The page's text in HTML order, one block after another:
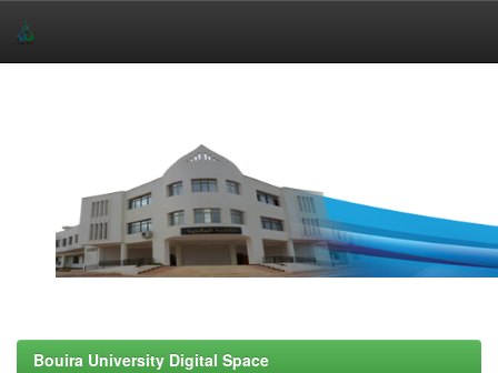
Bouira University Digital Space